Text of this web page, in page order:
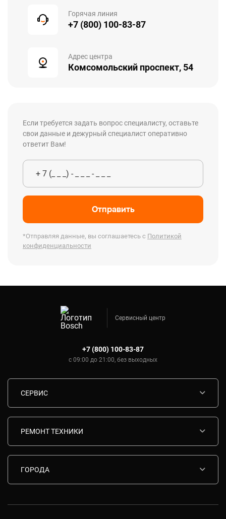
Горячая линия
+7 (800) 100-83-87
Адрес центра
Комсомольский проспект, 54
Если требуется задать вопрос специалисту, оставьте
свои данные и дежурный специалист оперативно
ответит Вам!
Отправить
*Отправляя данные, вы соглашаетесь с Политикой
конфиденциальности
Сервисный центр
+7 (800) 100-83-87
с 09:00 до 21:00, без выходных
СЕРВИС
Комплектующие
Контакты
РЕМОНТ ТЕХНИКИ
ГОРОДА
Санкт-Петербург